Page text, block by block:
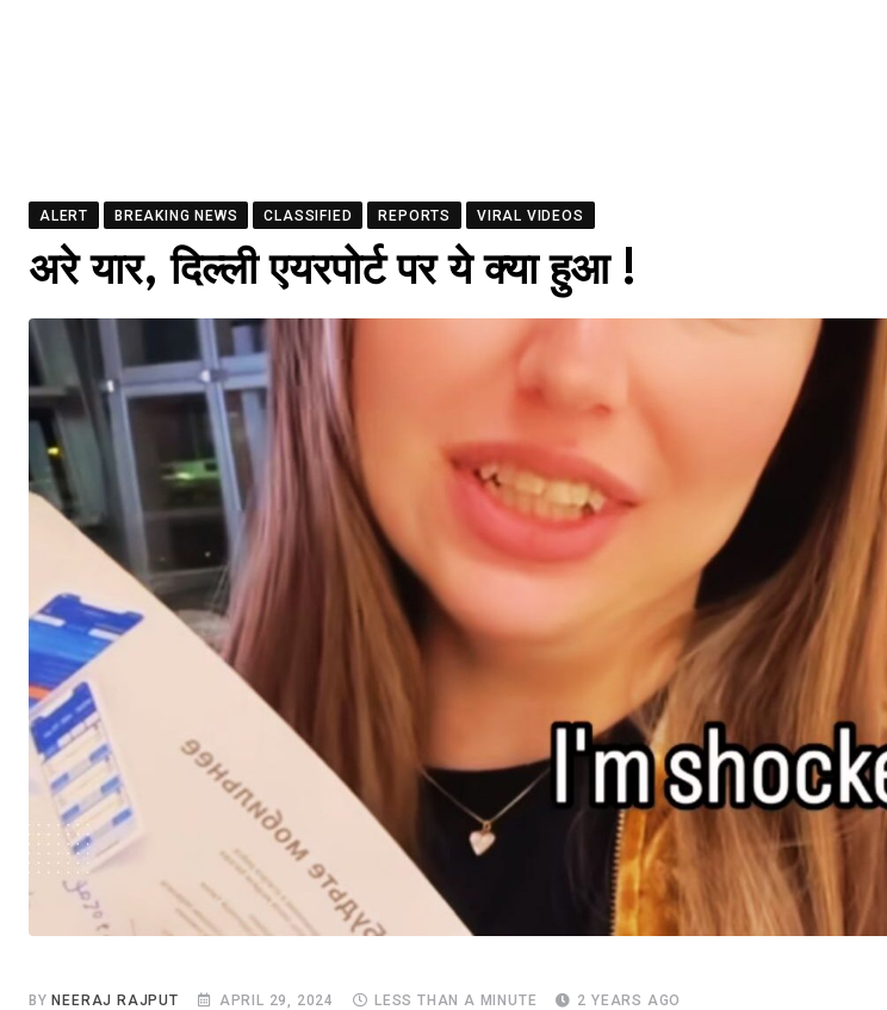
ALERT BREAKING NEWS CLASSIFIED REPORTS VIRAL VIDEOS
अरे यार, दिल्ली एयरपोर्ट पर ये क्या हुआ !
BYNEERAJ RAJPUT APRIL 29, 2024 LESS THAN A MINUTE 2 YEARS AGO